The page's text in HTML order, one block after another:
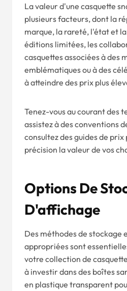
La valeur d'une casquette
plusieurs facteurs, dont la
marque, la rareté, l'état et
éditions limitées, les
casquettes associées à des
emblématiques ou à des
à atteindre des prix plus
Tenez-vous au courant des
assistez à des conventions
consultez des guides de
précision la valeur de vos
Options De
D'affichage
Des méthodes de stockage
appropriées sont
votre collection de
à investir dans des boîtes
en plastique transparent